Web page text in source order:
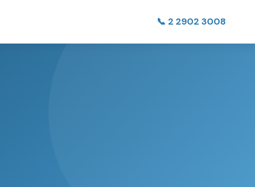
📞 2 2902 3008